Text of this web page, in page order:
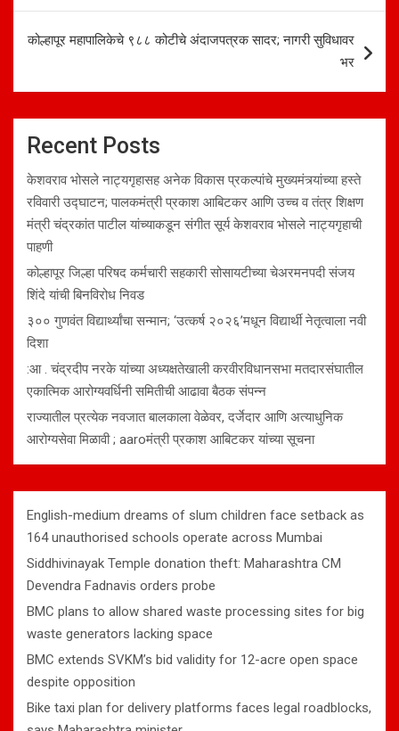
कोल्हापूर महापालिकेचे ९८८ कोटीचे अंदाजपत्रक सादर; नागरी सुविधावर
भर
Recent Posts
केशवराव भोसले नाट्यगृहासह अनेक विकास प्रकल्पांचे मुख्यमंत्र्यांच्या हस्ते
रविवारी उद्घाटन; पालकमंत्री प्रकाश आबिटकर आणि उच्च व तंत्र शिक्षण
मंत्री चंद्रकांत पाटील यांच्याकडून संगीत सूर्य केशवराव भोसले नाट्यगृहाची
पाहणी
कोल्हापूर जिल्हा परिषद कर्मचारी सहकारी सोसायटीच्या चेअरमनपदी संजय
शिंदे यांची बिनविरोध निवड
३०० गुणवंत विद्यार्थ्यांचा सन्मान; ‘उत्कर्ष २०२६’मधून विद्यार्थी नेतृत्वाला नवी
दिशा
:आ . चंद्रदीप नरके यांच्या अध्यक्षतेखाली करवीरविधानसभा मतदारसंघातील
एकात्मिक आरोग्यवर्धिनी समितीची आढावा बैठक संपन्न
राज्यातील प्रत्येक नवजात बालकाला वेळेवर, दर्जेदार आणि अत्याधुनिक
आरोग्यसेवा मिळावी ; aaroमंत्री प्रकाश आबिटकर यांच्या सूचना
English-medium dreams of slum children face setback as
164 unauthorised schools operate across Mumbai
Siddhivinayak Temple donation theft: Maharashtra CM
Devendra Fadnavis orders probe
BMC plans to allow shared waste processing sites for big
waste generators lacking space
BMC extends SVKM’s bid validity for 12-acre open space
despite opposition
Bike taxi plan for delivery platforms faces legal roadblocks,